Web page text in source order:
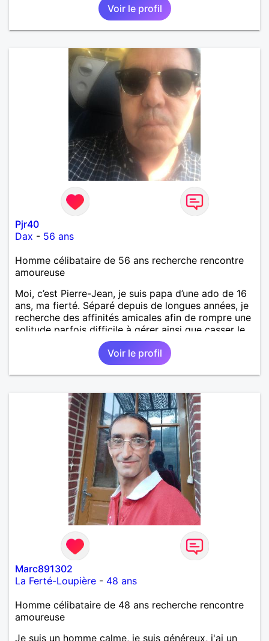
Voir le profil
Pjr40
Dax - 56 ans
Homme célibataire de 56 ans recherche rencontre
amoureuse
Moi, c’est Pierre-Jean, je suis papa d’une ado de 16
ans, ma fierté. Séparé depuis de longues années, je
recherche des affinités amicales afin de rompre une
solitude parfois difficile à gérer ainsi que casser le
vague à l’âme. L’amitié reste extrêmement
importante à mes yeux mais peut se décliner en des
sentiments plus puissants. « Le temps fera son
œuvre » disait Arthur Schopenhauer, philosophe
autant être trop locace. Je suis bourré de qualités
avec très peu de défauts. Je suis altruiste,
bienveillant, empathique, attentionné, honnête,
respectueux, doux de caractère et compréhensif : je
laisse « glisser » beaucoup de choses. Mais ne vous
m’éprenez pas Mesdames, si une personne que
j’aime me trahit une fois, il n’y aura pas de seconde
chance et je l’effacerai à « vitam eternam ».
Néanmoins, je suis un tout petit peu maniaque ainsi
qu’impatient. J’essaye de faire des efforts. Rien de
bien dramatique ! Du moins je le pense……Je suis un
homme facile à vivre. À vous si vous le souhaitez,
d’apprendre à me connaître davantage. J’en serai
ravi….A très bientôt je l’espère.
Voir le profil
Marc891302
La Ferté-Loupière - 48 ans
Homme célibataire de 48 ans recherche rencontre
amoureuse
Je suis un homme calme, je suis généreux, j'ai un